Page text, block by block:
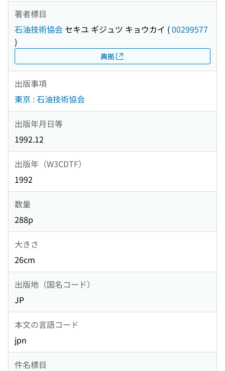
著者標目
石油技術協会 セキユ ギジュツ キョウカイ (00299577
)
典拠
出版事項
東京 : 石油技術協会
出版年月日等
1992.12
出版年（W3CDTF）
1992
数量
288p
大きさ
26cm
出版地（国名コード）
JP
本文の言語コード
jpn
件名標目